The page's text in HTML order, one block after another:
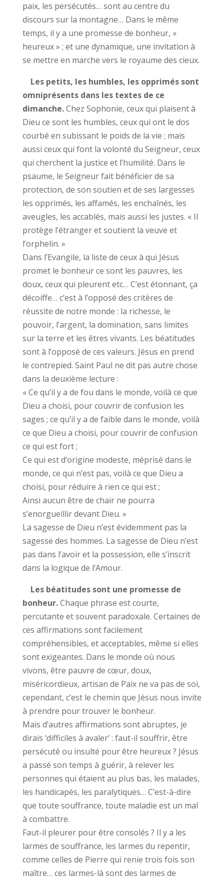
paix, les persécutés… sont au centre du
discours sur la montagne… Dans le même
temps, il y a une promesse de bonheur, «
heureux » ; et une dynamique, une invitation à
se mettre en marche vers le royaume des cieux.
Les petits, les humbles, les opprimés sont
omniprésents dans les textes de ce
dimanche.Chez Sophonie, ceux qui plaisent à
Dieu ce sont les humbles, ceux qui ont le dos
courbé en subissant le poids de la vie ; mais
aussi ceux qui font la volonté du Seigneur, ceux
qui cherchent la justice et l’humilité. Dans le
psaume, le Seigneur fait bénéficier de sa
protection, de son soutien et de ses largesses
les opprimés, les affamés, les enchaînés, les
aveugles, les accablés, mais aussi les justes. « Il
protège l’étranger et soutient la veuve et
l’orphelin. »
Dans l’Evangile, la liste de ceux à qui Jésus
promet le bonheur ce sont les pauvres, les
doux, ceux qui pleurent etc… C’est étonnant, ça
décoiffe… c’est à l’opposé des critères de
réussite de notre monde : la richesse, le
pouvoir, l’argent, la domination, sans limites
sur la terre et les êtres vivants. Les béatitudes
sont à l’opposé de ces valeurs. Jésus en prend
le contrepied. Saint Paul ne dit pas autre chose
dans la deuxième lecture :
« Ce qu’il y a de fou dans le monde, voilà ce que
Dieu a choisi, pour couvrir de confusion les
sages ; ce qu’il y a de faible dans le monde, voilà
ce que Dieu a choisi, pour couvrir de confusion
ce qui est fort ;
Ce qui est d’origine modeste, méprisé dans le
monde, ce qui n’est pas, voilà ce que Dieu a
choisi, pour réduire à rien ce qui est ;
Ainsi aucun être de chair ne pourra
s’enorgueillir devant Dieu. »
La sagesse de Dieu n’est évidemment pas la
sagesse des hommes. La sagesse de Dieu n’est
pas dans l’avoir et la possession, elle s’inscrit
dans la logique de l’Amour.
Les béatitudes sont une promesse de
bonheur.Chaque phrase est courte,
percutante et souvent paradoxale. Certaines de
ces affirmations sont facilement
compréhensibles, et acceptables, même si elles
sont exigeantes. Dans le monde où nous
vivons, être pauvre de cœur, doux,
miséricordieux, artisan de Paix ne va pas de soi,
cependant, c’est le chemin que Jésus nous invite
à prendre pour trouver le bonheur.
Mais d’autres affirmations sont abruptes, je
dirais ‘difficiles à avaler’ : faut-il souffrir, être
persécuté ou insulté pour être heureux ? Jésus
a passé son temps à guérir, à relever les
personnes qui étaient au plus bas, les malades,
les handicapés, les paralytiques… C’est-à-dire
que toute souffrance, toute maladie est un mal
à combattre.
Faut-il pleurer pour être consolés ? Il y a les
larmes de souffrance, les larmes du repentir,
comme celles de Pierre qui renie trois fois son
maître… ces larmes-là sont des larmes de